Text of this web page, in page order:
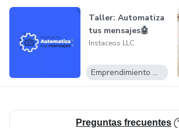
Taller: Automatiza
tus mensajes🤖
Instaceos LLC
Emprendimiento Digital
Preguntas frecuentes